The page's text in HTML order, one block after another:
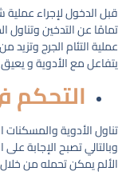
قبل الدخول لإجراء عملية
تمامًا عن التدخين وتناول
عملية التئام الجرح
يتفاعل مع الأدوية و
التحكم
تناول الأدوية
وبالتالي تصبح الإجابة
الألم يمكن تحمله من